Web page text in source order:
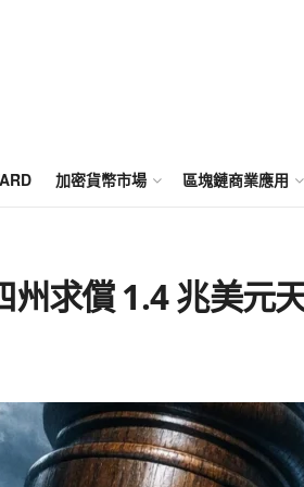
加密貨幣市場 區塊鏈商業應用
求償 1.4 兆美元